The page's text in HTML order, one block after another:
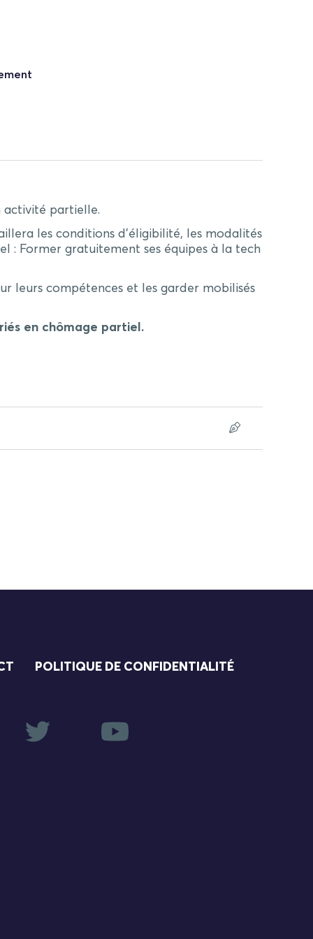
activité partielle.
les conditions d’éligibilité, les modalités
: Former gratuitement ses équipes à la tech
leurs compétences et les garder mobilisés
en chômage partiel.
POLITIQUE DE CONFIDENTIALITÉ